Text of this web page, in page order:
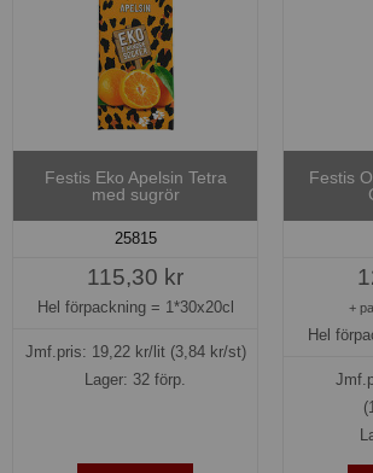
Festis Eko Apelsin Tetra
med sugrör
25815
115,30 kr
Hel förpackning = 1*30x20cl
Jmf.pris: 19,22kr/lit (3,84 kr/st)
Lager: 32 förp.
Festis
+
Hel